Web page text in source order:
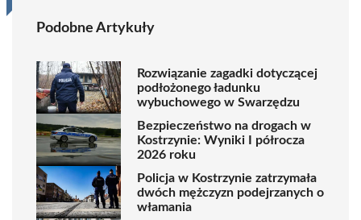
Podobne Artykuły
Rozwiązanie zagadki dotyczącej
podłożonego ładunku
wybuchowego w Swarzędzu
Bezpieczeństwo na drogach w
Kostrzynie: Wyniki I półrocza
2026 roku
Policja w Kostrzynie zatrzymała
dwóch mężczyzn podejrzanych o
włamania